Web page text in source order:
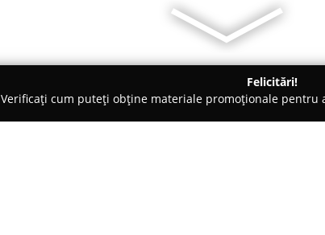
Felicitări!
Verificați cum puteți obține materiale promoționale pentru